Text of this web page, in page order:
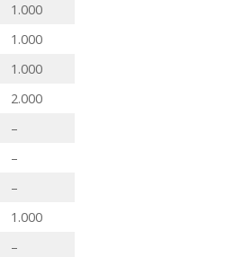
1.000
1.000
1.000
2.000
–
–
–
1.000
–